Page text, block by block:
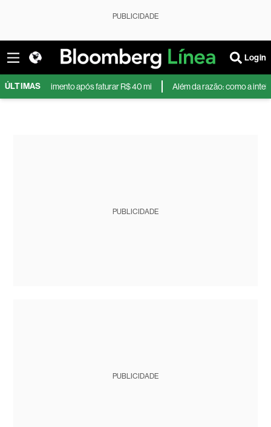
PUBLICIDADE
Login
ÚLTIMAS
de crescimento após faturar R$ 40 mi Além da razão: como a
PUBLICIDADE
PUBLICIDADE